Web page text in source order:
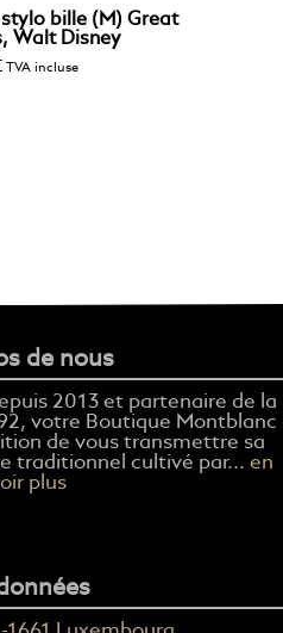
bille (M) Great
Walt Disney
TVA incluse
de nous
2013 et partenaire de la
votre Boutique Montblanc
de vous transmettre sa
traditionnel cultivé par... en
plus